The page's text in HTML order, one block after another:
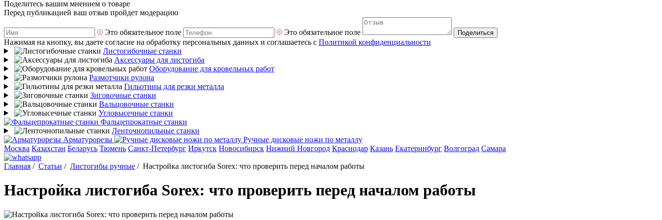
Поделитесь вашим мнением о товаре
Перед публикацией ваш отзыв пройдет модерацию
Это обязательное поле Это обязательное поле Поделиться
Нажимая на кнопку, вы даете согласие на обработку персональных данных и соглашаетесь с Политикой конфиденциальности
Листогибочные станки
Аксессуары для листогиба
Оборудование для кровельных работ
Размотчики рулона
Гильотины для резки металла
Зиговочные станки
Вальцовочные станки
Угловысечные станки
Фальцепрокатные станки
Ленточнопильные станки
Арматурорезы
Ручные дисковые ножи по металлу
Москва Казахстан Беларусь Тюмень Санкт-Петербург Иркутск Новосибирск Нижний Новгород Краснодар Казань Екатеринбург Волгоград Самара
Главная / Статьи / Листогибы ручные / Настройка листогиба Sorex: что проверить перед началом работы
Настройка листогиба Sorex: что проверить перед началом работы